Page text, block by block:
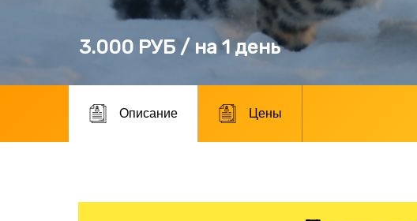
3.000 РУБ / на 1 день
Описание Цены